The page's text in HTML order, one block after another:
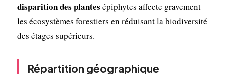
disparition des plantes épiphytes affecte gravement
les écosystèmes forestiers en réduisant la biodiversité
des étages supérieurs.
Répartition géographique